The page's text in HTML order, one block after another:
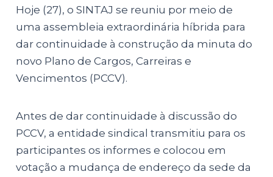
Hoje (27), o SINTAJ se reuniu por meio de
uma assembleia extraordinária híbrida para
dar continuidade à construção da minuta do
novo Plano de Cargos, Carreiras e
Vencimentos (PCCV).
Antes de dar continuidade à discussão do
PCCV, a entidade sindical transmitiu para os
participantes os informes e colocou em
votação a mudança de endereço da sede da